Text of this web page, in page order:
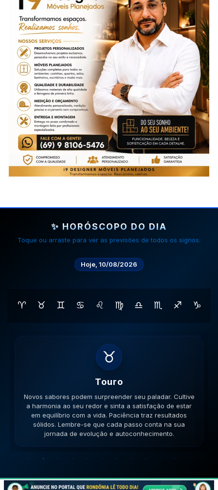
✨ HORÓSCOPO DO DIA
Toque ou arraste para ver as previsões de todos os signos.
Hoje, 10/08/2026
♈ ♉ ♊ ♋ ♌ ♍ ♎ ♏ ♐ ♑
♊
Gemeos
Novas amizades podem surgir em lugares inusitados. A
versatilidade é seu ponto forte; use-a para resolver
impasses de forma criativa. A versatilidade ajudará no
sucesso. Lembre-se que cada passo conta na sua
jornada de evolução e autoconhecimento.